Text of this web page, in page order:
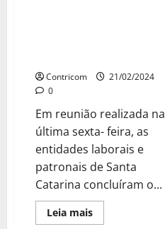
Contricom
21/02/2024
0
Em reunião realizada na
última sexta- feira, as
entidades laborais e
patronais de Santa
Catarina concluíram o...
Leia maisLeia
mais